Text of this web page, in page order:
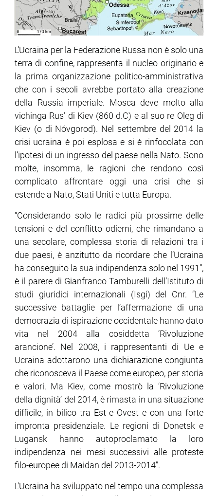
L’Ucraina per la Federazione Russa non è solo una
terra di confine, rappresenta il nucleo originario e
la prima organizzazione politico-amministrativa
che con i secoli avrebbe portato alla creazione
della Russia imperiale. Mosca deve molto alla
vichinga Rus’ di Kiev (860 d.C) e al suo re Oleg di
Kiev (o di Nóvgorod). Nel settembre del 2014 la
crisi ucraina è poi esplosa e si è rinfocolata con
l’ipotesi di un ingresso del paese nella Nato. Sono
molte, insomma, le ragioni che rendono così
complicato affrontare oggi una crisi che si
estende a Nato, Stati Uniti e tutta Europa.
“Considerando solo le radici più prossime delle
tensioni e del conflitto odierni, che rimandano a
una secolare, complessa storia di relazioni tra i
due paesi, è anzitutto da ricordare che l’Ucraina
ha conseguito la sua indipendenza solo nel 1991”,
è il parere di Gianfranco Tamburelli dell’Istituto di
studi giuridici internazionali (Isgi) del Cnr. “Le
successive battaglie per l’affermazione di una
democrazia di ispirazione occidentale hanno dato
vita nel 2004 alla cosiddetta ‘Rivoluzione
arancione’. Nel 2008, i rappresentanti di Ue e
Ucraina adottarono una dichiarazione congiunta
che riconosceva il Paese come europeo, per storia
e valori. Ma Kiev, come mostrò la ‘Rivoluzione
della dignità’ del 2014, è rimasta in una situazione
difficile, in bilico tra Est e Ovest e con una forte
impronta presidenziale. Le regioni di Donetsk e
Lugansk hanno autoproclamato la loro
indipendenza nei mesi successivi alle proteste
filo-europee di Maidan del 2013-2014”.
L'Ucraina ha sviluppato nel tempo una complessa